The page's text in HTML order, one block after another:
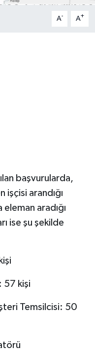
A- A+
başvurularda,
işçisi arandığı
aradığı
ise şu şekilde
57 kişi
Temsilcisi: 50